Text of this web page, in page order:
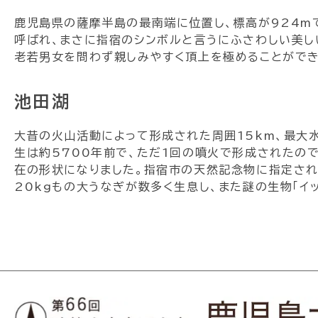
鹿児島県の薩摩半島の最南端に位置し、標高が924m
呼ばれ、まさに指宿のシンボルと言うにふさわしい美
老若男女を問わず親しみやすく頂上を極めることがで
池田湖
大昔の火山活動によって形成された周囲15km、最大
生は約5700年前で、ただ1回の噴火で形成されたの
在の形状になりました。指宿市の天然記念物に指定さ
20kgもの大うなぎが数多く生息し、また謎の生物「イ